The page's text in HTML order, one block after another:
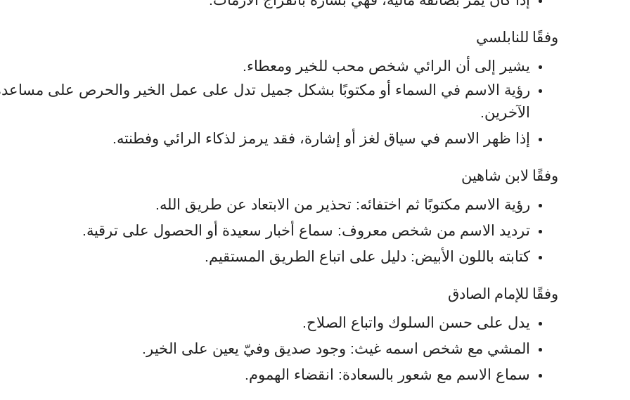
وفقًا للنابلسي
يشير إلى أن الرائي شخص محب للخير ومعطاء.
رؤية الاسم في السماء أو مكتوبًا بشكل جميل تدل على عمل الخير والحرص على
الآخرين.
إذا ظهر الاسم في سياق لغز أو إشارة، فقد يرمز لذكاء الرائي وفطنته.
وفقًا لابن شاهين
رؤية الاسم مكتوبًا ثم اختفائه: تحذير من الابتعاد عن طريق الله.
ترديد الاسم من شخص معروف: سماع أخبار سعيدة أو الحصول على ترقية.
كتابته باللون الأبيض: دليل على اتباع الطريق المستقيم.
وفقًا للإمام الصادق
يدل على حسن السلوك واتباع الصلاح.
المشي مع شخص اسمه غيث: وجود صديق وفيّ يعين على الخير.
سماع الاسم مع شعور بالسعادة: انقضاء الهموم.